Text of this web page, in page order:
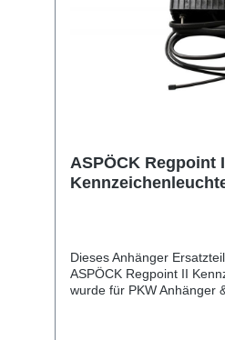
ASPÖCK Regpoint
Dieses Anhänger
ASPÖCK Regpoint II
wurde für PKW Anhänger